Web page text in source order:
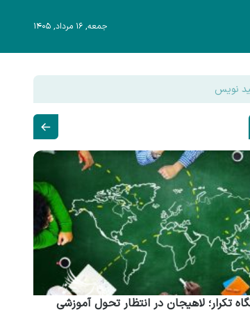
جمعه, ۱۶ مرداد, ۱۴۰۵
تکرار؛ لاهیجان در انتظار تحول آموزشی